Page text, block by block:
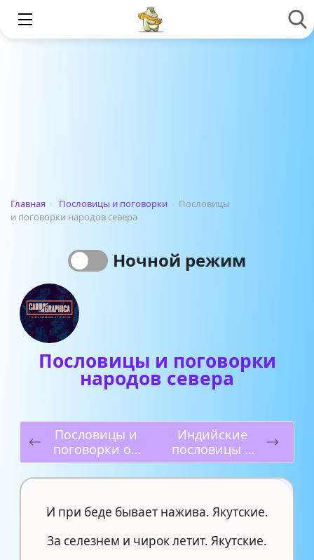
Главная › Пословицы и поговорки › Пословицы
и поговорки народов севера
Ночной режим
Пословицы и поговорки
народов севера
Пословицы и
поговорки об
учителях
Индийские
пословицы и
поговорки
И при беде бывает нажива. Якутские.
За селезнем и чирок летит. Якутские.